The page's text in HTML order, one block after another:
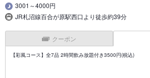
3001～4000円
JR札沼線百合が原駅西口より徒歩約39分
クーポン
【彩風コース】全7品 2時間飲み放題付き3500円(税込)